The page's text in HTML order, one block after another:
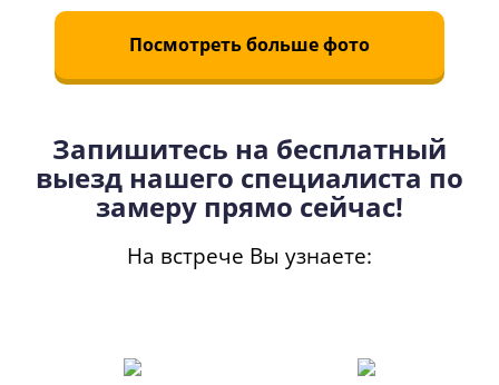
Посмотреть больше фото
Запишитесь на бесплатный
выезд нашего специалиста по
замеру прямо сейчас!
На встрече Вы узнаете: